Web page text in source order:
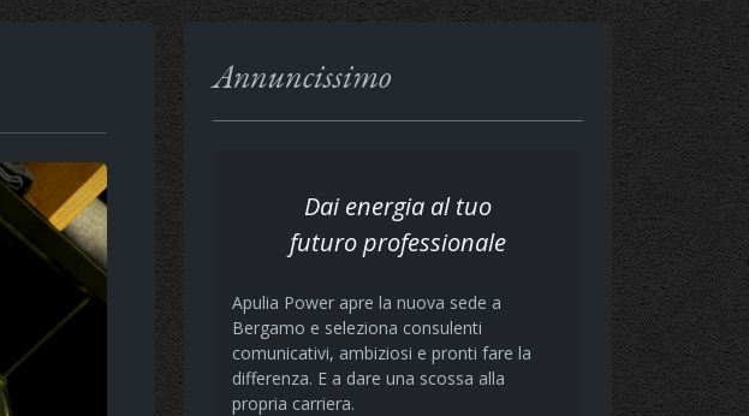
Annuncissimo
Dai energia al tuo
futuro professionale
Apulia Power apre la nuova sede a
Bergamo e seleziona consulenti
comunicativi, ambiziosi e pronti fare la
differenza. E a dare una scossa alla
propria carriera.